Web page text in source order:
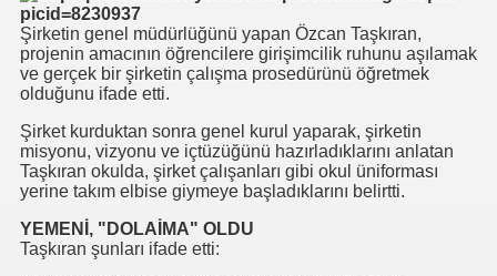
Şirketin genel müdürlüğünü yapan Özcan Taşkıran,
projenin amacının öğrencilere girişimcilik ruhunu aşılamak
ve gerçek bir şirketin çalışma prosedürünü öğretmek
olduğunu ifade etti.
Şirket kurduktan sonra genel kurul yaparak, şirketin
misyonu, vizyonu ve içtüzüğünü hazırladıklarını anlatan
Taşkıran okulda, şirket çalışanları gibi okul üniforması
yerine takım elbise giymeye başladıklarını belirtti.
YEMENİ, "DOLAİMA" OLDU
Taşkıran şunları ifade etti: